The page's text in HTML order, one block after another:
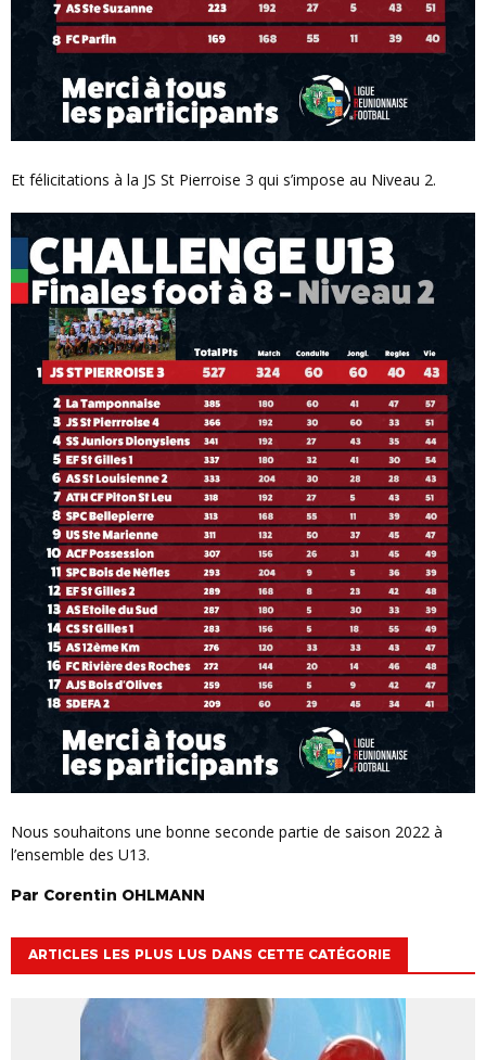
Et félicitations à la JS St Pierroise 3 qui s’impose au Niveau 2.
Nous souhaitons une bonne seconde partie de saison 2022 à
l’ensemble des U13.
Par Corentin OHLMANN
ARTICLES LES PLUS LUS DANS CETTE CATÉGORIE